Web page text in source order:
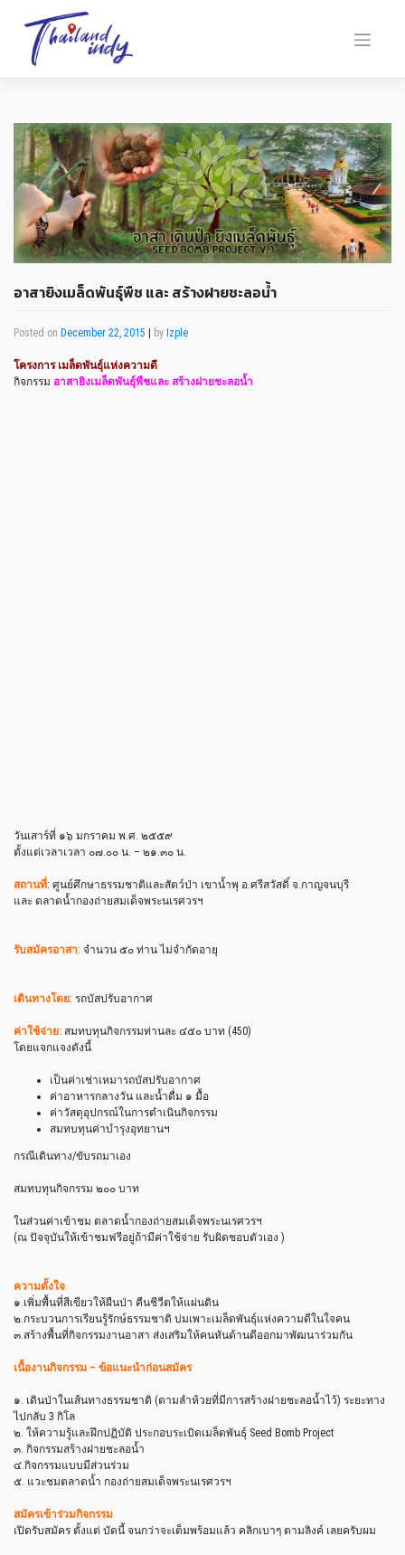
อาสายิงเมล็ดพันธ์ุพืช และ สร้างฝายชะลอน้ำ
Posted on December 22, 2015 by Izple
โครงการ เมล็ดพันธุ์แห่งความดี
กิจกรรม อาสายิงเมล็ดพันธุ์พืชและ สร้างฝายชะลอน้ำ
วันเสาร์ที่ ๑๖ มกราคม พ.ศ. ๒๕๕๙
ตั้งแต่เวลาเวลา ๐๗.๐๐ น. – ๒๑.๓๐ น.
สถานที่: ศูนย์ศึกษาธรรมชาติและสัตว์ป่า เขาน้ำพุ อ.ศรีสวัสดิ์ จ.กาญจนบุรี
และ ตลาดน้ำกองถ่ายสมเด็จพระนเรศวรฯ
รับสมัครอาสา: จำนวน ๕๐ ท่าน ไม่จำกัดอายุ
เดินทางโดย: รถบัสปรับอากาศ
ค่าใช้จ่าย: สมทบทุนกิจกรรมท่านละ ๔๕๐ บาท (450)
โดยแจกแจงดังนี้
เป็นค่าเช่าเหมารถบัสปรับอากาศ
ค่าอาหารกลางวัน และน้ำดื่ม ๑ มื้อ
ค่าวัสดุอุปกรณ์ในการดำเนินกิจกรรม
สมทบทุนค่าบำรุงอุทยานฯ
กรณีเดินทาง/ขับรถมาเอง
สมทบทุนกิจกรรม ๒๐๐ บาท
ในส่วนค่าเข้าชม ตลาดน้ำกองถ่ายสมเด็จพระนเรศวรฯ
(ณ ปัจจุบันให้เข้าชมฟรีอยู่ถ้ามีค่าใช้จ่าย รับผิดชอบตัวเอง )
ความตั้งใจ
๑.เพิ่มพื้นที่สีเขียวให้ผืนป่า คืนชีวืตให้แผ่นดิน
๒.กระบวนการเรียนรู้รักษ์ธรรมชาติ บ่มเพาะเมล็ดพันธุ์แห่งความดีในใจคน
๓.สร้างพื้นที่กิจกรรมงานอาสา ส่งเสริมให้คนหันด้านดีออกมาพัฒนาร่วมกัน
เนื้องานกิจกรรม – ข้อแนะนำก่อนสมัคร
๑. เดินป่าในเส้นทางธรรมชาติ (ตามลำห้วยที่มีการสร้างฝายชะลอน้ำไว้) ระยะทาง
ไปกลับ 3 กิโล
๒. ให้ความรู้และฝึกปฏิบัติ ประกอบระเบิดเมล็ดพันธุ์ Seed Bomb Project
๓. กิจกรรมสร้างฝายชะลอน้ำ
๔.กิจกรรมแบบมีส่วนร่วม
๕. แวะชมตลาดน้ำ กองถ่ายสมเด็จพระนเรศวรฯ
สมัครเข้าร่วมกิจกรรม
เปิดรับสมัคร ตั้งแต่ บัดนี้ จนกว่าจะเต็มพร้อมแล้ว คลิกเบาๆ ตามลิงค์ เลยครับผม